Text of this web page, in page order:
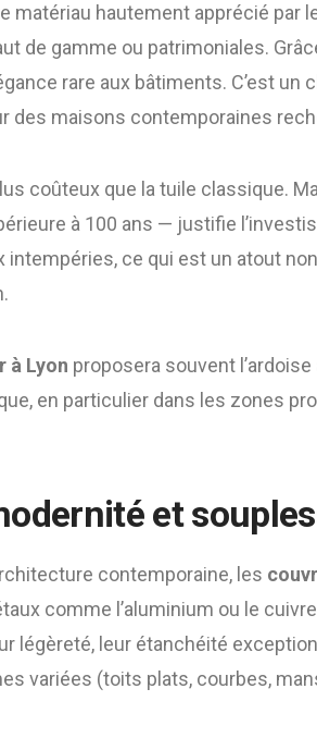
matériau hautement apprécié par
de gamme ou patrimoniales.
rare aux bâtiments. C’est un
des maisons contemporaines
coûteux que la tuile classique.
à 100 ans — justifie
ce qui est un atout
à Lyon proposera souvent
en particulier dans les zones
et
contemporaine, les
comme l’aluminium ou le
légèreté, leur étanchéité
variées (toits plats, courbes,